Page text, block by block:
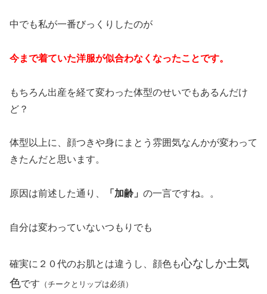
中でも私が一番びっくりしたのが
今まで着ていた洋服が似合わなくなったことです。
もちろん出産を経て変わった体型のせいでもあるんだけ
ど？
体型以上に、顔つきや身にまとう雰囲気なんかが変わって
きたんだと思います。
原因は前述した通り、 「加齢」 の一言ですね。。
自分は変わっていないつもりでも
確実に２０代のお肌とは違うし、顔色も心なしか土気
色です （チークとリップは必須）